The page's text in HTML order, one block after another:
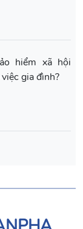
hiểm xã hội
gia đình?